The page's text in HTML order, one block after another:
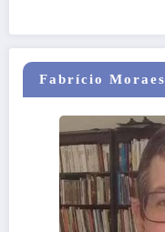
Fabrício Moraes